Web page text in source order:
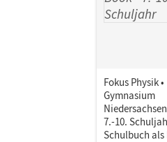
Fokus Physik •
Gymnasium
Niedersachsen
7.-10.
Schulbuch als